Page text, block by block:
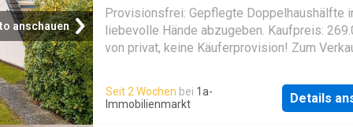
anschauen
Provisionsfrei: Gepflegte Doppelhaushälfte
liebevolle Hände abzugeben. Kaufpreis:
von privat, keine Käuferprovision! Zum
Ortsteil Neuenkirchen. Das im Jahr 1981
Haus bietet auf 116,01 m² Wohnfläche und
Seit 2 Wochen bei 1a-
Immobilienmarkt
Details